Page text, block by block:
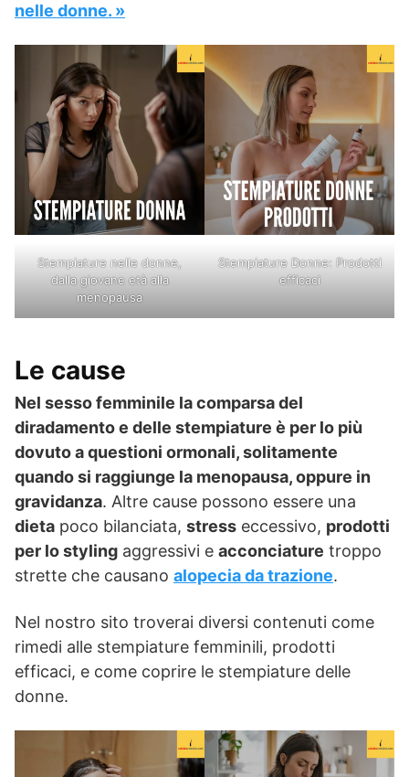
nelle donne. »
Stempiature nelle donne,
dalla giovane età alla
menopausa
Stempiature Donne: Prodotti
efficaci
Le cause
Nel sesso femminile la comparsa del
diradamento e delle stempiature è per lo più
dovuto a questioni ormonali, solitamente
quando si raggiunge la menopausa, oppure in
gravidanza. Altre cause possono essere una
dieta poco bilanciata, stress eccessivo, prodotti
per lo styling aggressivi e acconciature troppo
strette che causano alopecia da trazione.
Nel nostro sito troverai diversi contenuti come
rimedi alle stempiature femminili, prodotti
efficaci, e come coprire le stempiature delle
donne.